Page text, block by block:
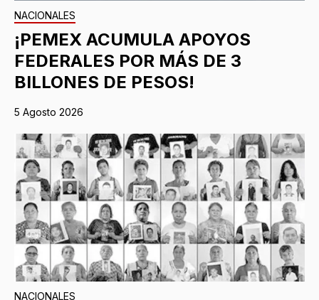
NACIONALES
¡PEMEX ACUMULA APOYOS
FEDERALES POR MÁS DE 3
BILLONES DE PESOS!
5 Agosto 2026
NACIONALES